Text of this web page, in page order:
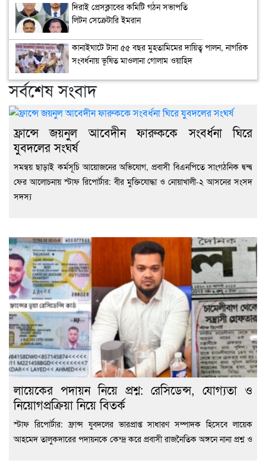
দিরাই প্রেসক্লাবের কমিটি গঠন সভাপতি
লিটন সেক্রেটারি ইমরান
কানাইঘাটে টানা ৫৫ বছর মুহতামিমের দায়িত্ব পালন, নাগরিক
সংবর্ধনায় ভূষিত মাওলানা গোলাম ওয়াহিদ
সর্বশেষ সংবাদ
ফ্রান্সে জয়নুল আবেদীন ফারুককে সংবর্ধনা ঘিরে
যুবদলের সংঘর্ষ
সমন্বয় ছাড়াই কর্মসূচি আয়োজনের অভিযোগ, প্রবাসী বিএনপিতে সাংগঠনিক দ্বন্দ্ব
ফের আলোচনায় স্টাফ রিপোর্টার: বীর মুক্তিযোদ্ধা ও নোয়াখালী-২ আসনের সংসদ
সদস্য
লায়েকের পদায়ন নিয়ে প্রশ্ন: রেসিডেন্স, যোগ্যতা ও
নিয়োগপ্রক্রিয়া নিয়ে বিতর্ক
স্টাফ রিপোর্টার: ফ্রান্স যুবদলের ভারপ্রাপ্ত সাধারণ সম্পাদক হিসেবে লায়েক
আহমেদ তালুকদারের পদায়নকে কেন্দ্র করে প্রবাসী রাজনৈতিক অঙ্গনে নানা প্রশ্ন ও